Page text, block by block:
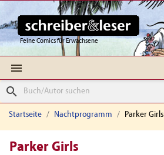
Feine Comics für Erwachsene

search
Startseite Nachtprogramm Parker Girls
Parker Girls